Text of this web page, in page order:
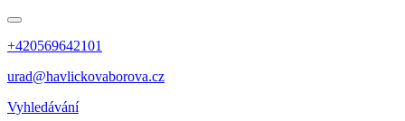
+420569642101
urad@havlickovaborova.cz
Vyhledávání